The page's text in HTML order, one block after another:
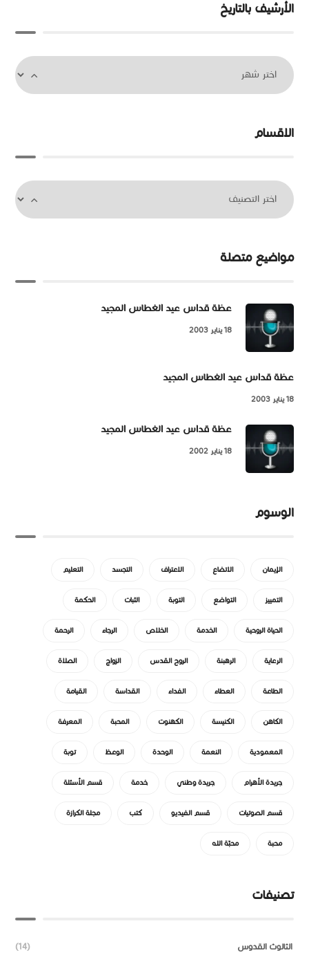
الأرشيف بالتاريخ
الاقسام
مواضيع متصلة
عظة قداس عيد الغطاس المجيد
18 يناير 2003
عظة قداس عيد الغطاس المجيد
18 يناير 2003
عظة قداس عيد الغطاس المجيد
18 يناير 2002
الوسوم
الإيمان الاتضاع الاعتراف التجسد التعليم
التمييز التواضع التوبة الثبات الحكمة
الحياة الروحية الخدمة الخلاص الرجاء الرحمة
الرعاية الرهبنة الروح القدس الزواج الصلاة
الطاعة العطاء الفداء القداسة القيامة
الكاهن الكنيسة الكهنوت المحبة المعرفة
المعمودية النعمة الوحدة الوعظ توبة
جريدة الأهرام جريدة وطني خدمة قسم الأسئلة
قسم الصوتيات قسم الفيديو كتب مجلة الكرازة
محبة محبّة الله
تصنيفات
الثالوث القدوس (14)